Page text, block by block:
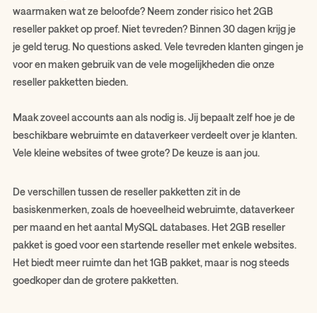
waarmaken wat ze beloofde? Neem zonder risico het 2GB
reseller pakket op proef. Niet tevreden? Binnen 30 dagen krijg je
je geld terug. No questions asked. Vele tevreden klanten gingen je
voor en maken gebruik van de vele mogelijkheden die onze
reseller pakketten bieden.
Maak zoveel accounts aan als nodig is. Jij bepaalt zelf hoe je de
beschikbare webruimte en dataverkeer verdeelt over je klanten.
Vele kleine websites of twee grote? De keuze is aan jou.
De verschillen tussen de reseller pakketten zit in de
basiskenmerken, zoals de hoeveelheid webruimte, dataverkeer
per maand en het aantal MySQL databases. Het 2GB reseller
pakket is goed voor een startende reseller met enkele websites.
Het biedt meer ruimte dan het 1GB pakket, maar is nog steeds
goedkoper dan de grotere pakketten.